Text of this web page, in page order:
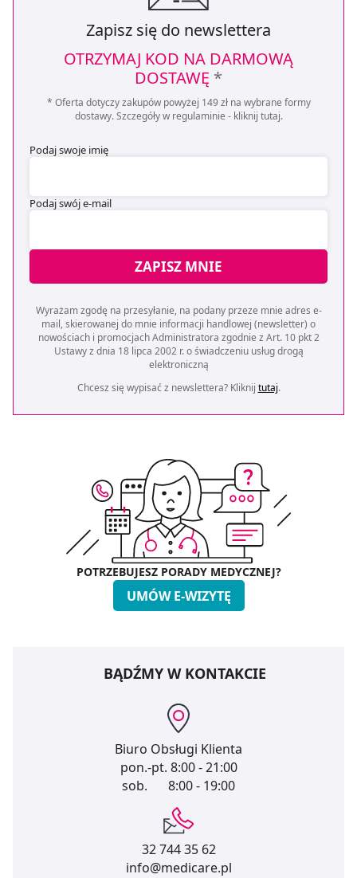
Zapisz się do newslettera
OTRZYMAJ KOD NA DARMOWĄ
DOSTAWĘ *
* Oferta dotyczy zakupów powyżej 149 zł na wybrane formy
dostawy. Szczegóły w regulaminie - kliknij tutaj.
Podaj swoje imię
Podaj swój e-mail
ZAPISZ MNIE
Wyrażam zgodę na przesyłanie, na podany przeze mnie adres e-
mail, skierowanej do mnie informacji handlowej (newsletter) o
nowościach i promocjach Administratora zgodnie z Art. 10 pkt 2
Ustawy z dnia 18 lipca 2002 r. o świadczeniu usług drogą
elektroniczną
Chcesz się wypisać z newslettera? Kliknij tutaj.
POTRZEBUJESZ PORADY MEDYCZNEJ?
UMÓW E-WIZYTĘ
BĄDŹMY W KONTAKCIE
Biuro Obsługi Klienta
pon.-pt. 8:00 - 21:00
sob.
8:00 - 19:00
32 744 35 62
info@medicare.pl